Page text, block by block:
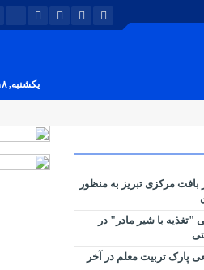
یکشنبه, ۱۸ مرداد , ۱۴۰۵
در ۲۱ معبر بافت مرکزی تبریز به منظور
"تغذیه با شیر مادر" در
پارک تربیت معلم در آخر